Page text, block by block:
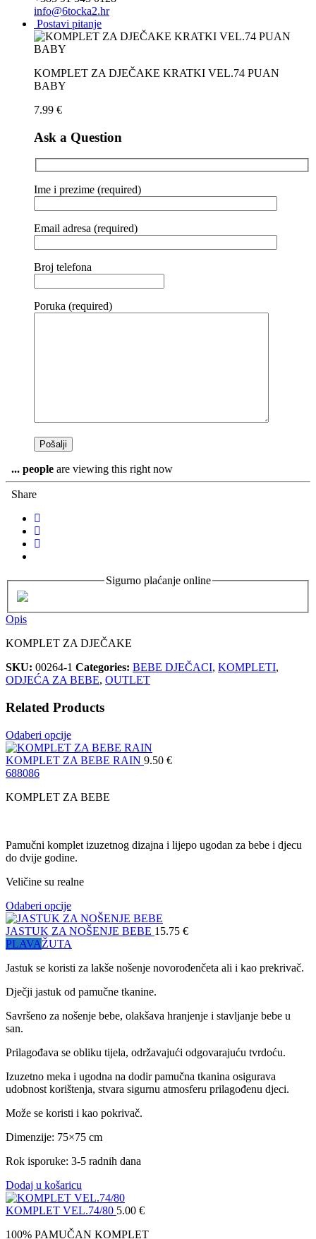
info@6tocka2.hr
Postavi pitanje
KOMPLET ZA DJEČAKE KRATKI VEL.74 PUAN
BABY
7.99 €
Ask a Question
Ime i prezime (required)
Email adresa (required)
Broj telefona
Poruka (required)
... people are viewing this right now
Share
Sigurno plaćanje online
Opis
KOMPLET ZA DJEČAKE
SKU: 00264-1 Categories: BEBE DJEČACI, KOMPLETI,
ODJEĆA ZA BEBE, OUTLET
Related Products
Odaberi opcije
KOMPLET ZA BEBE RAIN 9.50 €
688086
KOMPLET ZA BEBE
Pamučni komplet izuzetnog dizajna i lijepo ugodan za bebe i djecu
do dvije godine.
Veličine su realne
Odaberi opcije
JASTUK ZA NOŠENJE BEBE 15.75 €
PLAVAŽUTA
Jastuk se koristi za lakše nošenje novorođenčeta ali i kao prekrivač.
Dječji jastuk od pamučne tkanine.
Savršeno za nošenje bebe, olakšava hranjenje i stavljanje bebe u
san.
Prilagođava se obliku tijela, održavajući odgovarajuću tvrdoću.
Izuzetno meka i ugodna na dodir pamučna tkanina osigurava
udobnost korištenja, stvara sigurnu atmosferu prilagođenu djeci.
Može se koristi i kao pokrivač.
Dimenzije: 75×75 cm
Rok isporuke: 3-5 radnih dana
Dodaj u košaricu
KOMPLET VEL.74/80 5.00 €
100% PAMUČAN KOMPLET